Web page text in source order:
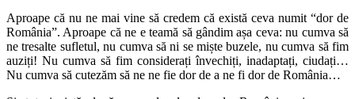
Aproape că nu ne mai vine să credem că există ceva numit “dor de
România”. Aproape că ne e teamă să gândim așa ceva: nu cumva să
ne tresalte sufletul, nu cumva să ni se miște buzele, nu cumva să fim
auziți! Nu cumva să fim considerați învechiți, inadaptați, ciudați…
Nu cumva să cutezăm să ne ne fie dor de a ne fi dor de România…